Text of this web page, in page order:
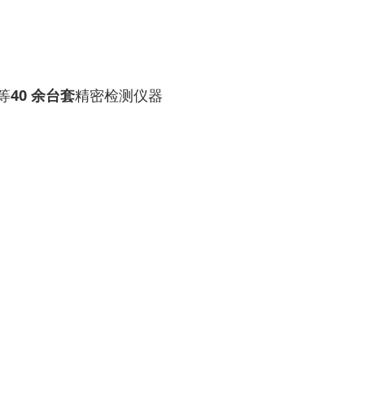
40 余台套精密检测仪器